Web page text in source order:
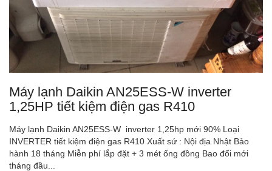
Máy lạnh Daikin AN25ESS-W inverter
1,25HP tiết kiệm điện gas R410
Máy lạnh Daikin AN25ESS-W inverter 1,25hp mới 90% Loại
INVERTER tiết kiệm điện gas R410 Xuất sứ : Nội địa Nhật Bảo
hành 18 tháng Miễn phí lắp đặt + 3 mét ống đồng Bao đổi mới
tháng đầu...